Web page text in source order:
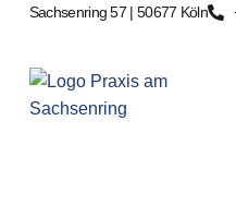
Sachsenring 57 | 50677 Köln